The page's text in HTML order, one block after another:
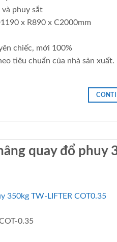
phuy sắt
x R890 x C2000mm
chiếc, mới 100%
tiêu chuẩn của nhà sản xuất.
quay đổ phuy
0.35